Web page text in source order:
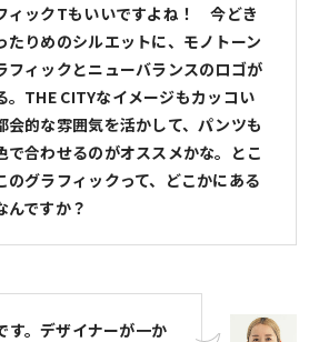
ィックTもいいですよね！ 今どき
たりめのシルエットに、モノトーン
フィックとニューバランスのロゴが
。THE CITYなイメージもカッコい
会的な雰囲気を活かして、パンツも
で合わせるのがオススメかな。とこ
のグラフィックって、どこかにある
んですか？
す。デザイナーが一か